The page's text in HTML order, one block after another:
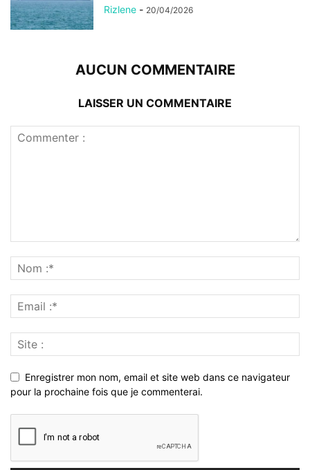
Rizlene - 20/04/2026
AUCUN COMMENTAIRE
LAISSER UN COMMENTAIRE
Enregistrer mon nom, email et site web dans ce navigateur
pour la prochaine fois que je commenterai.